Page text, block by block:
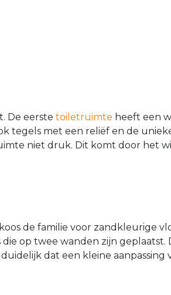
De eerste toiletruimte heeft een
tegels met een reliëf en de
niet druk. Dit komt door het
de familie voor zandkleurige
op twee wanden zijn geplaatst.
dat een kleine aanpassing